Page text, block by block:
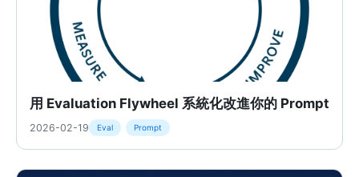
用 Evaluation Flywheel 系統化改進你的 Prompt
2026-02-19 Eval Prompt